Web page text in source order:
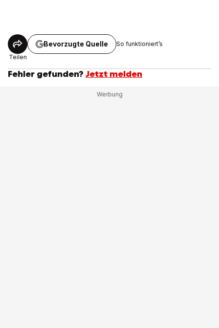
Teilen
Bevorzugte Quelle So funktioniert’s
Fehler gefunden? Jetzt melden